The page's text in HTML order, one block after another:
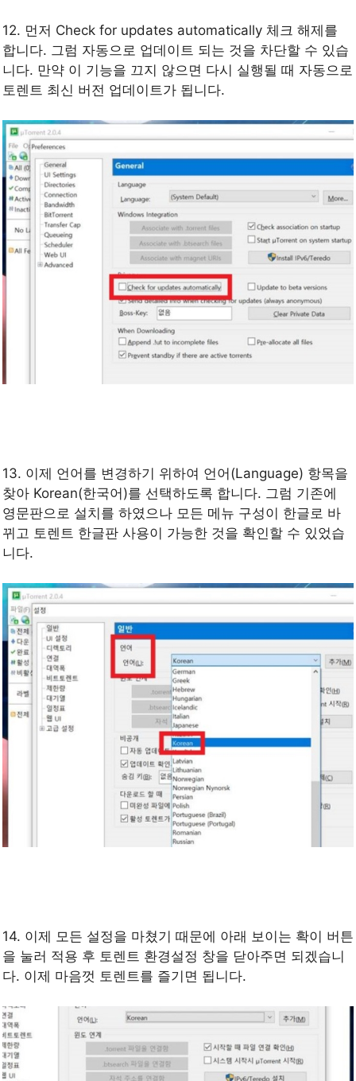
12. 먼저 Check for updates automatically 체크 해제를
합니다. 그럼 자동으로 업데이트 되는 것을 차단할 수 있습
니다. 만약 이 기능을 끄지 않으면 다시 실행될 때 자동으로
토렌트 최신 버전 업데이트가 됩니다.
13. 이제 언어를 변경하기 위하여 언어(Language) 항목을
찾아 Korean(한국어)를 선택하도록 합니다. 그럼 기존에
영문판으로 설치를 하였으나 모든 메뉴 구성이 한글로 바
뀌고 토렌트 한글판 사용이 가능한 것을 확인할 수 있었습
니다.
14. 이제 모든 설정을 마쳤기 때문에 아래 보이는 확이 버튼
을 눌러 적용 후 토렌트 환경설정 창을 닫아주면 되겠습니
다. 이제 마음껏 토렌트를 즐기면 됩니다.